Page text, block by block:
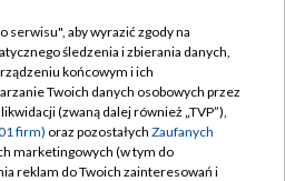
TVP
TVP
prywatności
zgody
serwisu", aby wyrazić zgody na
śledzenia i zbierania danych,
końcowym i ich
Twoich danych osobowych przez
(zwaną dalej również „TVP”),
firm) oraz pozostałych Zaufanych
marketingowych (w tym do
reklam do Twoich zainteresowań i